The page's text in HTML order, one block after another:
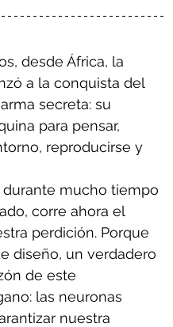
desde África, la
a la conquista del
secreta: su
para pensar,
reproducirse y
mucho tiempo
corre ahora el
perdición. Porque
diseño, un verdadero
de este
las neuronas
nuestra